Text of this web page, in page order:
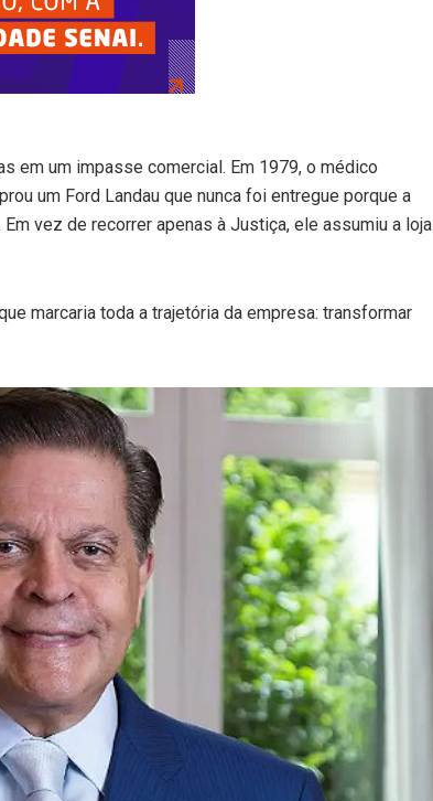
em um impasse comercial. Em 1979, o médico
um Ford Landau que nunca foi entregue porque a
vez de recorrer apenas à Justiça, ele assumiu a loja
marcaria toda a trajetória da empresa: transformar